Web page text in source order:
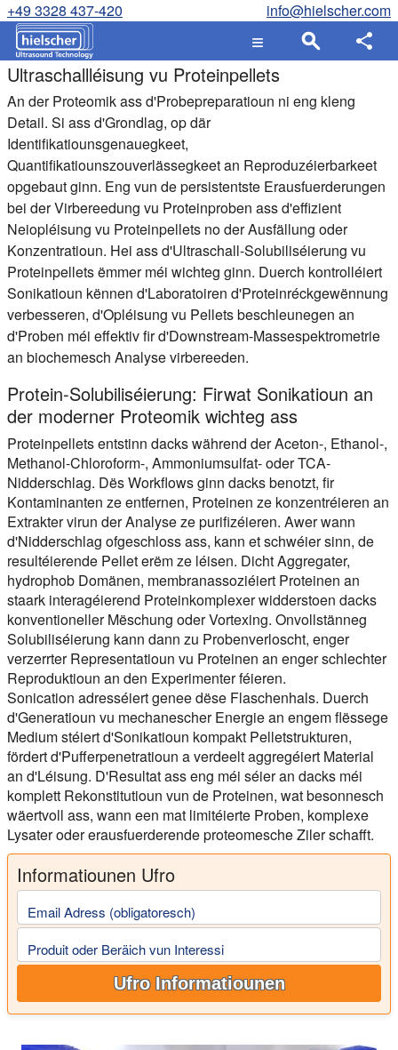
+49 3328 437-420 info@hielscher.com
Ultraschallléisung vu Proteinpellets
An der Proteomik ass d'Probepreparatioun ni eng kleng
Detail. Si ass d'Grondlag, op där
Identifikatiounsgenauegkeet,
Quantifikatiounszouverlässegkeet an Reproduzéierbarkeet
opgebaut ginn. Eng vun de persistentste Erausfuerderungen
bei der Virbereedung vu Proteinproben ass d'effizient
Neiopléisung vu Proteinpellets no der Ausfällung oder
Konzentratioun. Hei ass d'Ultraschall-Solubiliséierung vu
Proteinpellets ëmmer méi wichteg ginn. Duerch kontrolléiert
Sonikatioun kënnen d'Laboratoiren d'Proteinréckgewënnung
verbesseren, d'Opléisung vu Pellets beschleunegen an
d'Proben méi effektiv fir d'Downstream-Massespektrometrie
an biochemesch Analyse virbereeden.
Protein-Solubiliséierung: Firwat Sonikatioun an
der moderner Proteomik wichteg ass
Proteinpellets entstinn dacks während der Aceton-, Ethanol-,
Methanol-Chloroform-, Ammoniumsulfat- oder TCA-
Nidderschlag. Dës Workflows ginn dacks benotzt, fir
Kontaminanten ze entfernen, Proteinen ze konzentréieren an
Extrakter virun der Analyse ze purifizéieren. Awer wann
d'Nidderschlag ofgeschloss ass, kann et schwéier sinn, de
resultéierende Pellet erëm ze léisen. Dicht Aggregater,
hydrophob Domänen, membranassoziéiert Proteinen an
staark interagéierend Proteinkomplexer widderstoen dacks
konventioneller Mëschung oder Vortexing. Onvollstänneg
Solubiliséierung kann dann zu Probenverloscht, enger
verzerrter Representatioun vu Proteinen an enger schlechter
Reproduktioun an den Experimenter féieren.
Sonication adresséiert genee dëse Flaschenhals. Duerch
d'Generatioun vu mechanescher Energie an engem flëssege
Medium stéiert d'Sonikatioun kompakt Pelletstrukturen,
fördert d'Pufferpenetratioun a verdeelt aggregéiert Material
an d'Léisung. D'Resultat ass eng méi séier an dacks méi
komplett Rekonstitutioun vun de Proteinen, wat besonnesch
wäertvoll ass, wann een mat limitéierte Proben, komplexe
Lysater oder erausfuerderende proteomesche Ziler schafft.
Informatiounen Ufro
Email Adress (obligatoresch)
Produit oder Beräich vun Interessi
Ufro Informatiounen